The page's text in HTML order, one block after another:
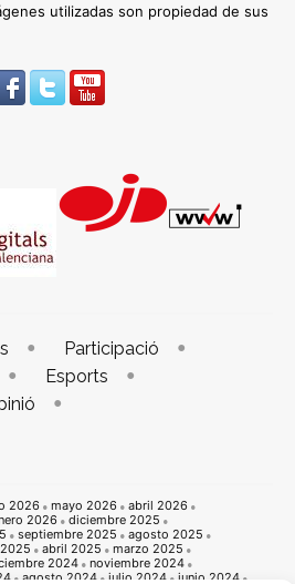
utilizadas son propiedad de sus
Participació
Esports
2026 mayo 2026
abril 2026
2026
diciembre 2025
septiembre 2025
agosto 2025
abril 2025
marzo 2025
2024
noviembre 2024
agosto 2024 julio 2024
junio 2024